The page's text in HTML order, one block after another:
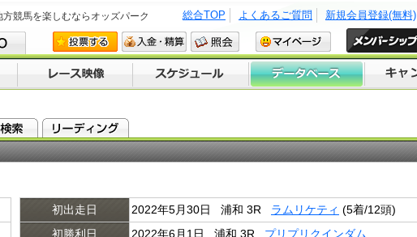
競馬を楽しむならオッズパーク 新規会員登録(無料)
よくあるご質問
総合TOP
初出走日 2022年5月30日 浦和 3R ラムリケティ (5着/12頭)
初勝利日
2022年6月1日 浦和 3R プリプリクインダム